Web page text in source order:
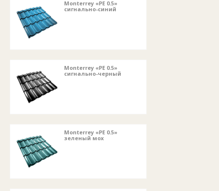
Monterrey «PE 0.5»
сигнально-синий
Monterrey «PE 0.5»
сигнально-черный
Monterrey «PE 0.5»
зеленый мох